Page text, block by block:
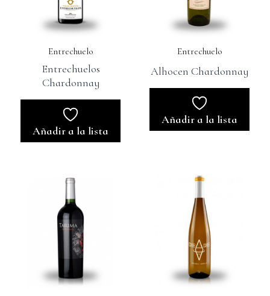
Entrechuelo
Entrechuelos
Chardonnay
Añadir a la lista
Entrechuelo
Alhocen Chardonnay
Añadir a la lista